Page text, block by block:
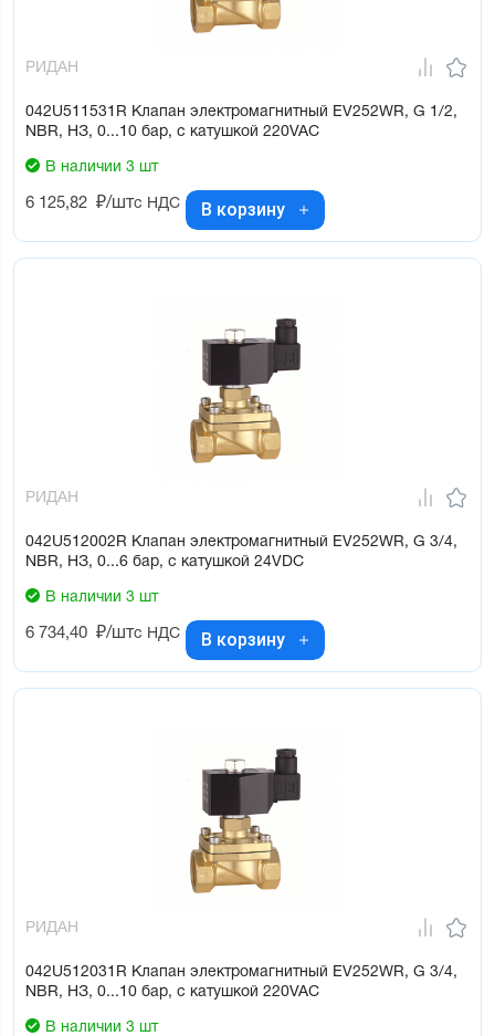
РИДАН
042U511531R Клапан электромагнитный EV252WR, G 1/2,
NBR, НЗ, 0...10 бар, с катушкой 220VAC
В наличии 3 шт
6 125,82 ₽/штс НДС В корзину
РИДАН
042U512002R Клапан электромагнитный EV252WR, G 3/4,
NBR, НЗ, 0...6 бар, с катушкой 24VDC
В наличии 3 шт
6 734,40 ₽/штс НДС В корзину
РИДАН
042U512031R Клапан электромагнитный EV252WR, G 3/4,
NBR, НЗ, 0...10 бар, с катушкой 220VAC
В наличии 3 шт